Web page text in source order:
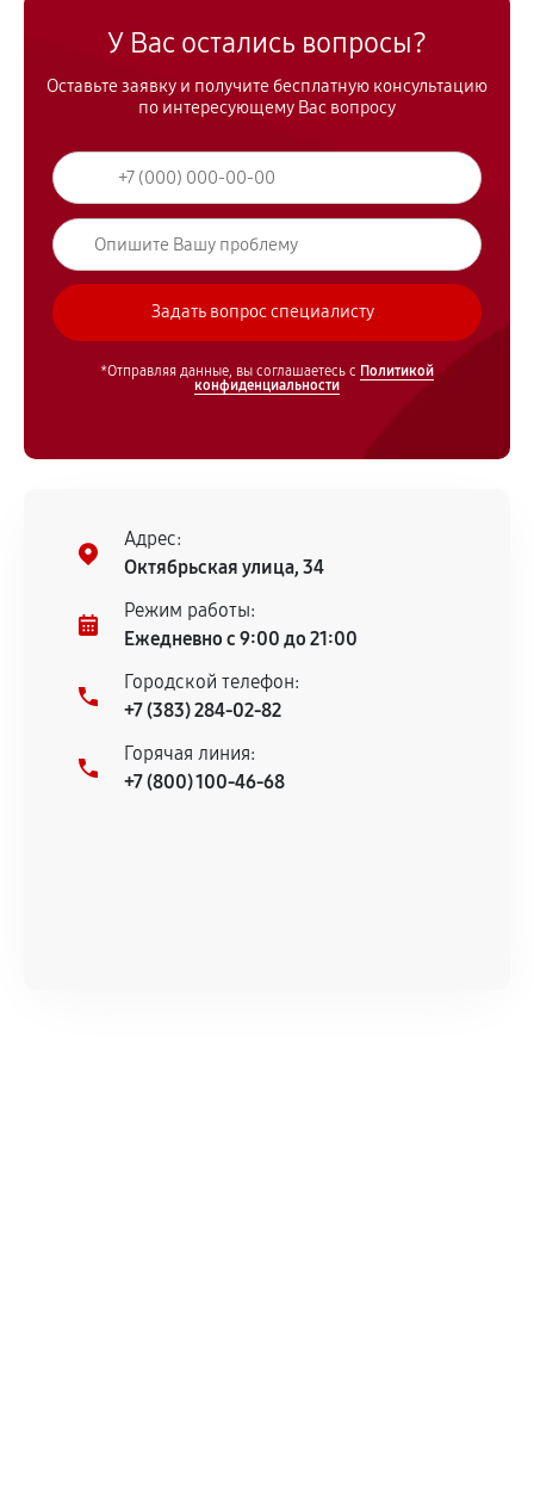
У Вас остались вопросы?
Оставьте заявку и получите бесплатную консультацию
по интересующему Вас вопросу
*Отправляя данные, вы соглашаетесь с Политикой
конфиденциальности
Адрес:
Октябрьская улица, 34
Режим работы:
Ежедневно с 9:00 до 21:00
Городской телефон:
+7 (383) 284-02-82
Горячая линия:
+7 (800) 100-46-68